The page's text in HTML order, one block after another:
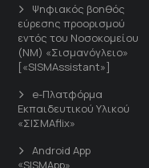
Ψηφιακός βοηθός
εύρεσης προορισμού
εντός του Νοσοκομείου
(ΝΜ) «Σισμανόγλειο»
[«SISMAssistant»]
e-Πλατφόρμα
Εκπαιδευτικού Υλικού
«ΣΙΣΜΑflix»
Android App
«SISMApp»